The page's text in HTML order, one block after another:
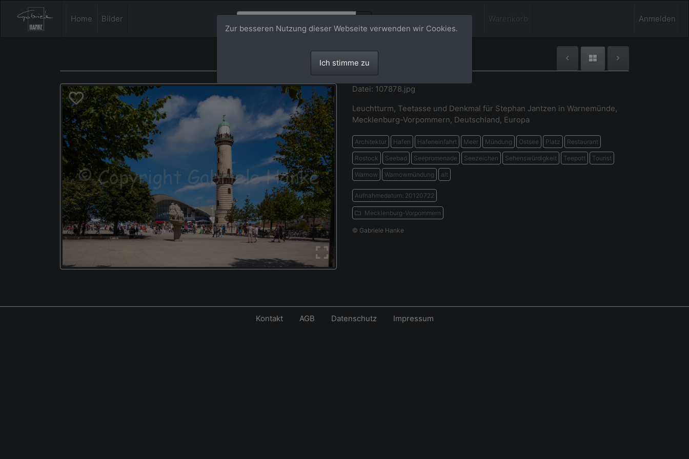
Home Bilder Warenkorb Anmelden
Datei: 107878.jpg
Leuchtturm, Teetasse und Denkmal für Stephan Jantzen in Warnemünde,
Mecklenburg-Vorpommern, Deutschland, Europa
Architektur Hafen Hafeneinfahrt Meer Mündung Ostsee Platz Restaurant
Rostock Seebad Seepromenade Seezeichen Sehenswürdigkeit Teepott Tourist
Warnow Warnowmündung alt
Aufnahmedatum: 20120722
Mecklenburg-Vorpommern
© Gabriele Hanke
Zur besseren Nutzung dieser Webseite verwenden wir Cookies.
Ich stimme zu
Kontakt AGB Datenschutz Impressum